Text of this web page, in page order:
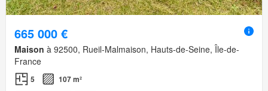
665 000 €
Maison à 92500, Rueil-Malmaison, Hauts-de-Seine, Île-de-
France
5 107 m²